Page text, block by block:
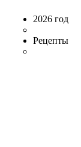
2026 год
Рецепты